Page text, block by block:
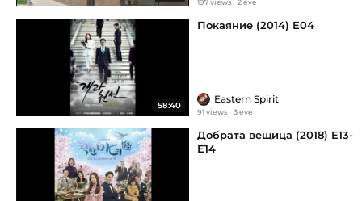
197 views 2 éve
58:40
Покаяние (2014) Е04
Eastern Spirit
91 views 3 éve
Добрата вещица (2018) E13-
E14